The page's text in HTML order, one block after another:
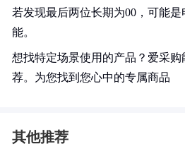
若发现最后两位长期为00，可能
能。
想找特定场景使用的产品？爱采
荐。为您找到您心中的专属商品
其他推荐